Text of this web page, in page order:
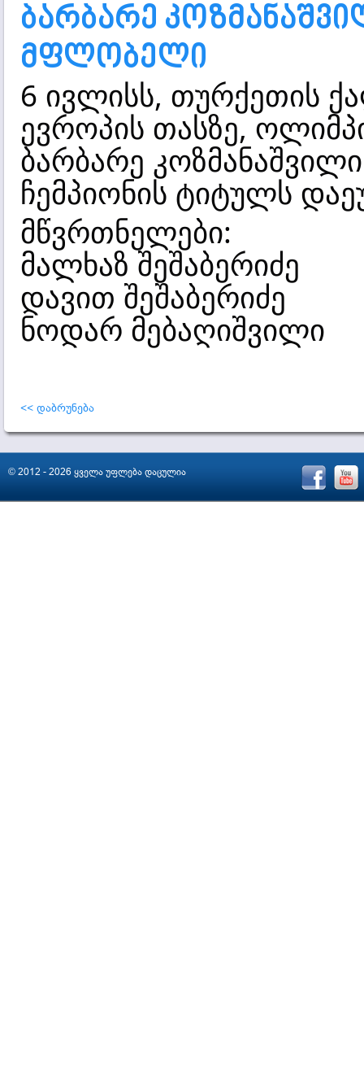
ბარბარე
მფლობელი
6 ივლისს, თურქეთის
ევროპის თასზე,
ბარბარე
ჩემპიონის ტიტულს
მწვრთნელები:
მალხაზ შეშაბერიძე
დავით შეშაბერიძე
ნოდარ მებაღიშვილი
<< დაბრუნება
© 2012 - 2026 ყველა უფლება დაცულია